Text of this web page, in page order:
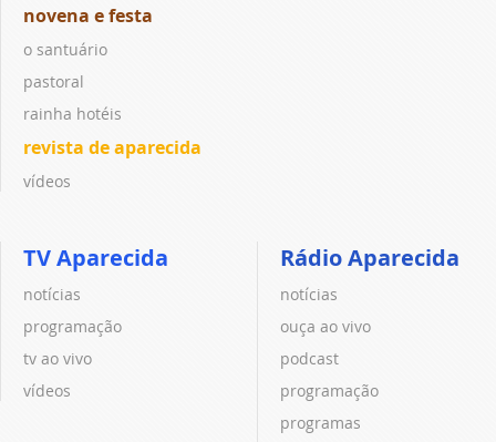
novena e festa
o santuário
pastoral
rainha hotéis
revista de aparecida
vídeos
TV Aparecida
notícias
programação
tv ao vivo
vídeos
Rádio Aparecida
notícias
ouça ao vivo
podcast
programação
programas